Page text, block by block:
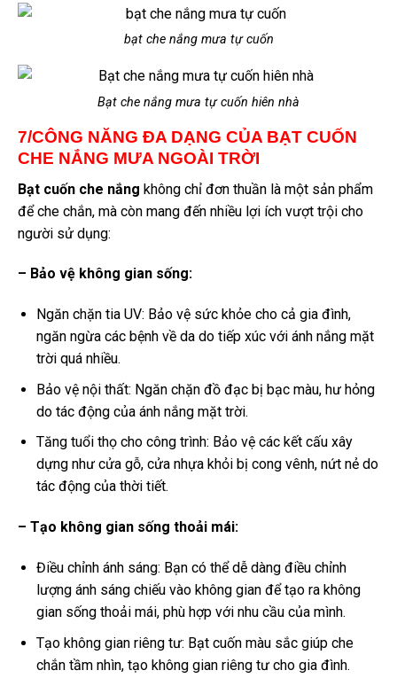
bạt che nắng mưa tự cuốn
Bạt che nắng mưa tự cuốn hiên nhà
7/CÔNG NĂNG ĐA DẠNG CỦA BẠT CUỐN
CHE NẮNG MƯA NGOÀI TRỜI
Bạt cuốn che nắng không chỉ đơn thuần là một sản phẩm
để che chắn, mà còn mang đến nhiều lợi ích vượt trội cho
người sử dụng:
– Bảo vệ không gian sống:
Ngăn chặn tia UV: Bảo vệ sức khỏe cho cả gia đình,
ngăn ngừa các bệnh về da do tiếp xúc với ánh nắng mặt
trời quá nhiều.
Bảo vệ nội thất: Ngăn chặn đồ đạc bị bạc màu, hư hỏng
do tác động của ánh nắng mặt trời.
Tăng tuổi thọ cho công trình: Bảo vệ các kết cấu xây
dựng như cửa gỗ, cửa nhựa khỏi bị cong vênh, nứt nẻ do
tác động của thời tiết.
– Tạo không gian sống thoải mái:
Điều chỉnh ánh sáng: Bạn có thể dễ dàng điều chỉnh
lượng ánh sáng chiếu vào không gian để tạo ra không
gian sống thoải mái, phù hợp với nhu cầu của mình.
Tạo không gian riêng tư: Bạt cuốn màu sắc giúp che
chắn tầm nhìn, tạo không gian riêng tư cho gia đình.